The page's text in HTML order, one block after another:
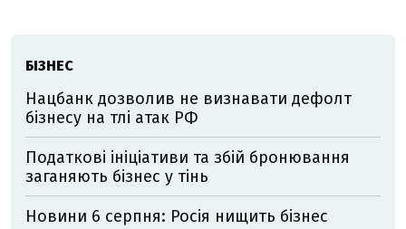
БІЗНЕС
Нацбанк дозволив не визнавати дефолт
бізнесу на тлі атак РФ
Податкові ініціативи та збій бронювання
заганяють бізнес у тінь
Новини 6 серпня: Росія нищить бізнес